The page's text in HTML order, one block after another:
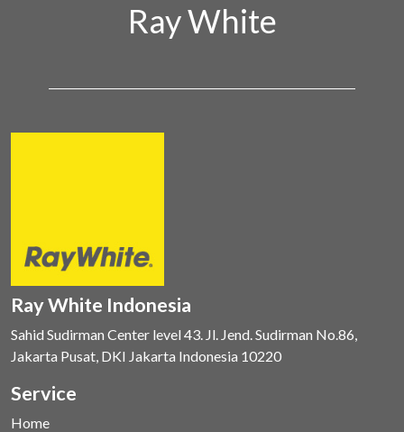
Ray White
Ray White Indonesia
Sahid Sudirman Center level 43. Jl. Jend. Sudirman No.86,
Jakarta Pusat, DKI Jakarta Indonesia 10220
Service
Home